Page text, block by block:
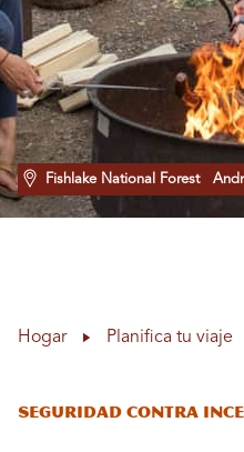
Fishlake National Forest
Hogar Planifica tu viaje
Seguridad contra